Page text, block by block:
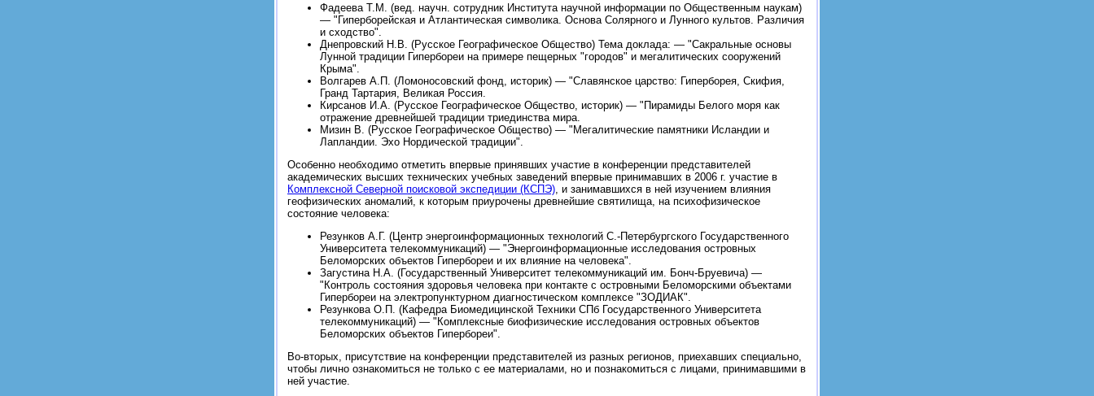
Фадеева Т.М. (вед. научн. сотрудник Института научной информации по Общественным наукам)
— "Гиперборейская и Атлантическая символика. Основа Солярного и Лунного культов. Различия
и сходство".
Днепровский Н.В. (Русское Географическое Общество) Тема доклада: — "Сакральные основы
Лунной традиции Гипербореи на примере пещерных "городов" и мегалитических сооружений
Крыма".
Волгарев А.П. (Ломоносовский фонд, историк) — "Славянское царство: Гиперборея, Скифия,
Гранд Тартария, Великая Россия.
Кирсанов И.А. (Русское Географическое Общество, историк) — "Пирамиды Белого моря как
отражение древнейшей традиции триединства мира.
Мизин В. (Русское Географическое Общество) — "Мегалитические памятники Исландии и
Лапландии. Эхо Нордической традиции".
Особенно необходимо отметить впервые принявших участие в конференции представителей
академических высших технических учебных заведений впервые принимавших в 2006 г. участие в
Комплексной Северной поисковой экспедиции (КСПЭ) , и занимавшихся в ней изучением влияния
геофизических аномалий, к которым приурочены древнейшие святилища, на психофизическое
состояние человека:
Резунков А.Г. (Центр энергоинформационных технологий С.-Петербургского Государственного
Университета телекоммуникаций) — "Энергоинформационные исследования островных
Беломорских объектов Гипербореи и их влияние на человека".
Загустина Н.А. (Государственный Университет телекоммуникаций им. Бонч-Бруевича) —
"Контроль состояния здоровья человека при контакте с островными Беломорскими объектами
Гипербореи на электропунктурном диагностическом комплексе "ЗОДИАК".
Резункова О.П. (Кафедра Биомедицинской Техники СПб Государственного Университета
телекоммуникаций) — "Комплексные биофизические исследования островных объектов
Беломорских объектов Гипербореи".
Во-вторых, присутствие на конференции представителей из разных регионов, приехавших специально,
чтобы лично ознакомиться не только с ее материалами, но и познакомиться с лицами, принимавшими в
ней участие.